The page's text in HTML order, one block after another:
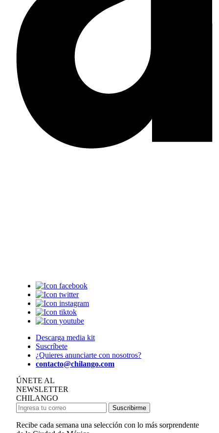
Descarga media kit
Suscríbete
¿Quieres anunciarte con nosotros?
contacto@chilango.com
ÚNETE AL
NEWSLETTER
CHILANGO
Suscribirme
Recibe cada semana una selección con lo más sorprendente